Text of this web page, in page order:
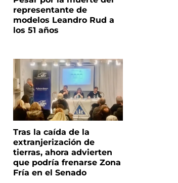
representante de
modelos Leandro Rud a
los 51 años
Tras la caída de la
extranjerización de
tierras, ahora advierten
que podría frenarse Zona
Fría en el Senado